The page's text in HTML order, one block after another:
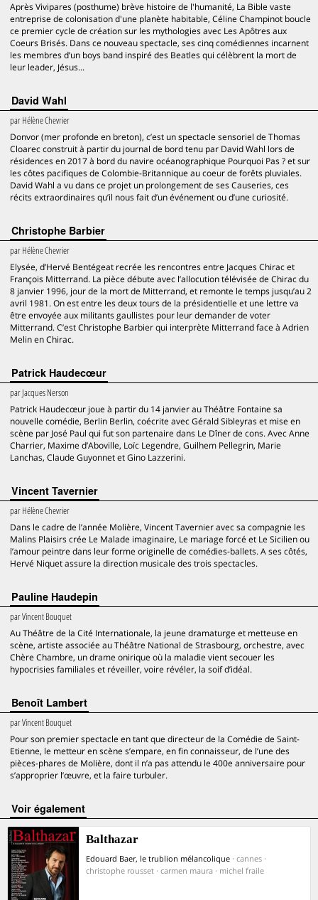
Après Vivipares (posthume) brève histoire de l'humanité, La Bible vaste
entreprise de colonisation d'une planète habitable, Céline Champinot boucle
ce premier cycle de création sur les mythologies avec Les Apôtres aux
Coeurs Brisés. Dans ce nouveau spectacle, ses cinq comédiennes incarnent
les membres d’un boys band inspiré des Beatles qui célèbrent la mort de
leur leader, Jésus...
David Wahl
parHélène Chevrier
Donvor (mer profonde en breton), c’est un spectacle sensoriel de Thomas
Cloarec construit à partir du journal de bord tenu par David Wahl lors de
résidences en 2017 à bord du navire océanographique Pourquoi Pas ? et sur
les côtes pacifiques de Colombie-Britannique au coeur de forêts pluviales.
David Wahl a vu dans ce projet un prolongement de ses Causeries, ces
récits extraordinaires qu’il nous fait d’un événement ou d’une curiosité.
Christophe Barbier
parHélène Chevrier
Elysée, d’Hervé Bentégeat recrée les rencontres entre Jacques Chirac et
François Mitterrand. La pièce débute avec l’allocution télévisée de Chirac du
8 janvier 1996, jour de la mort de Mitterrand, et remonte le temps jusqu’au 2
avril 1981. On est entre les deux tours de la présidentielle et une lettre va
être envoyée aux militants gaullistes pour leur demander de voter
Mitterrand. C’est Christophe Barbier qui interprète Mitterrand face à Adrien
Melin en Chirac.
Patrick Haudecœur
parJacques Nerson
Patrick Haudecœur joue à partir du 14 janvier au Théâtre Fontaine sa
nouvelle comédie, Berlin Berlin, coécrite avec Gérald Sibleyras et mise en
scène par José Paul qui fut son partenaire dans Le Dîner de cons. Avec Anne
Charrier, Maxime d’Aboville, Loïc Legendre, Guilhem Pellegrin, Marie
Lanchas, Claude Guyonnet et Gino Lazzerini.
Vincent Tavernier
parHélène Chevrier
Dans le cadre de l’année Molière, Vincent Tavernier avec sa compagnie les
Malins Plaisirs crée Le Malade imaginaire, Le mariage forcé et Le Sicilien ou
l’amour peintre dans leur forme originelle de comédies-ballets. A ses côtés,
Hervé Niquet assure la direction musicale des trois spectacles.
Pauline Haudepin
parVincent Bouquet
Au Théâtre de la Cité Internationale, la jeune dramaturge et metteuse en
scène, artiste associée au Théâtre National de Strasbourg, orchestre, avec
Chère Chambre, un drame onirique où la maladie vient secouer les
hypocrisies familiales et réveiller, voire révéler, la soif d’idéal.
Benoît Lambert
parVincent Bouquet
Pour son premier spectacle en tant que directeur de la Comédie de Saint-
Etienne, le metteur en scène s’empare, en fin connaisseur, de l’une des
pièces-phares de Molière, dont il n’a pas attendu le 400e anniversaire pour
s’approprier l’œuvre, et la faire turbuler.
voir également
Balthazar
Edouard Baer, le trublion mélancolique · cannes ·
christophe rousset · carmen maura · michel fraile